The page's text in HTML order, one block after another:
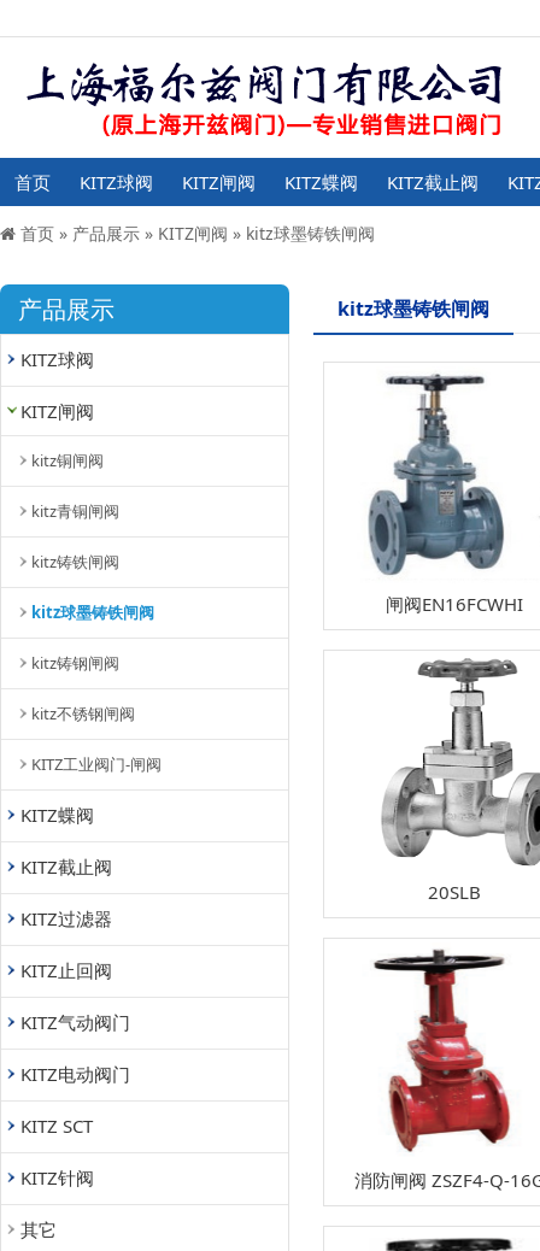
首页 KITZ球阀 KITZ闸阀 KITZ蝶阀 KITZ截止阀
首页 » 产品展示 » KITZ闸阀 » kitz球墨铸铁闸阀
产品展示
KITZ球阀
KITZ闸阀
kitz铜闸阀
kitz青铜闸阀
kitz铸铁闸阀
kitz球墨铸铁闸阀
kitz铸钢闸阀
kitz不锈钢闸阀
KITZ工业阀门-闸阀
KITZ蝶阀
KITZ截止阀
KITZ过滤器
KITZ止回阀
KITZ气动阀门
KITZ电动阀门
KITZ SCT
KITZ针阀
其它
kitz球墨铸铁闸阀
闸阀EN16FCWHI
20SLB
消防闸阀 ZSZF4-Q-